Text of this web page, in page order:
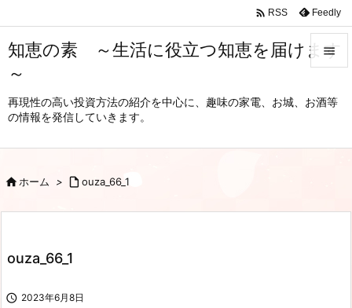
知恵の素 ～生活に役立つ知恵を届けます
～
再現性の高い投資方法の紹介を中心に、趣味の家電、お城、お酒等
の情報を発信していきます。

メニュ
 RSS Feedly
ホーム >  ouza_66_1
ouza_66_1
 2023年6月8日